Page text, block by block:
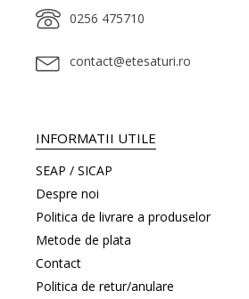
0256 475710
contact@etesaturi.ro
INFORMATII UTILE
SEAP / SICAP
Despre noi
Politica de livrare a produselor
Metode de plata
Contact
Politica de retur/anulare